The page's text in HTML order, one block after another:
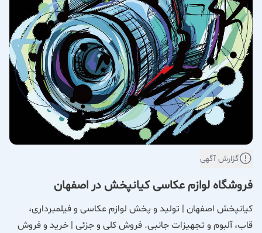
گزارش آگهی
فروشگاه لوازم عکاسی کیانپخش در اصفهان
کیانپخش اصفهان | تولید و پخش لوازم عکاسی و فیلمبرداری،
قاب، آلبوم و تجهیزات جانبی. فروش کلی و جزئی | خرید و فروش